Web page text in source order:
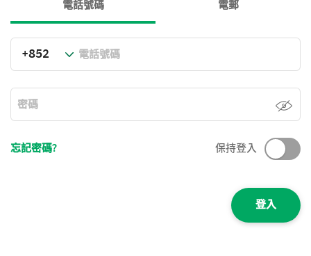
電話號碼 電郵
忘記密碼? 保持登入
登入